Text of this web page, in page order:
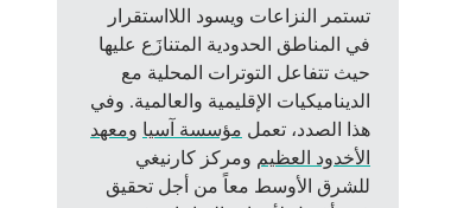
تستمر النزاعات ويسود اللااستقرار
في المناطق الحدودية المتنازَع عليها
حيث تتفاعل التوترات المحلية مع
الديناميكيات الإقليمية والعالمية. وفي
هذا الصدد، تعمل مؤسسة آسيا ومعهد
الأخدود العظيم ومركز كارنيغي
للشرق الأوسط معاً من أجل تحقيق